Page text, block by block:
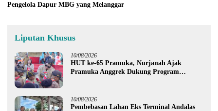
Pengelola Dapur MBG yang Melanggar
Liputan Khusus
10/08/2026
HUT ke-65 Pramuka, Nurjanah Ajak
Pramuka Anggrek Dukung Program
10/08/2026
Pembebasan Lahan Eks Terminal Andalas